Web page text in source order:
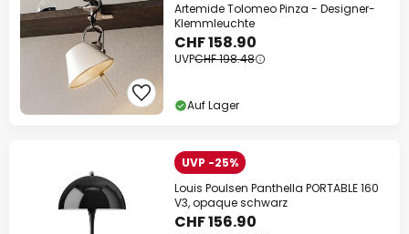
Artemide Tolomeo Pinza - Designer-
Klemmleuchte
CHF 158.90
UVPCHF 198.48
Auf Lager
UVP -25%
Louis Poulsen Panthella PORTABLE 160
V3, opaque schwarz
CHF 156.90